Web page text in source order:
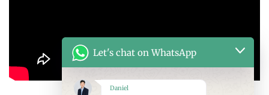
Let's chat on WhatsApp
Daniel